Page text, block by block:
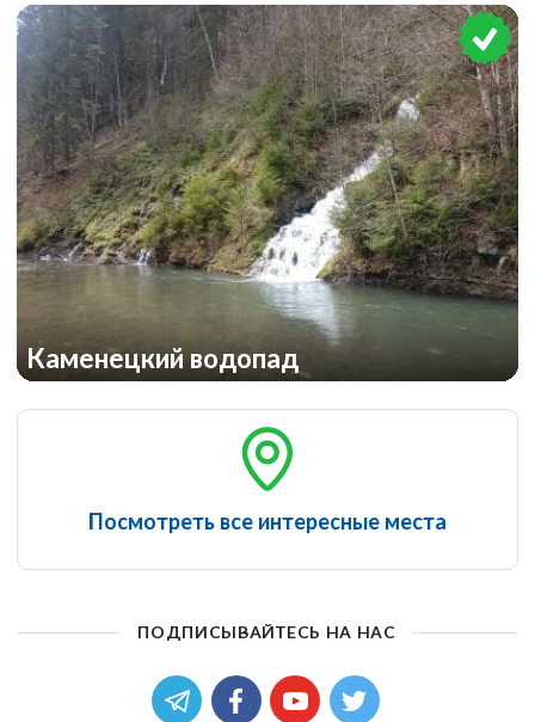
Каменецкий водопад
Посмотреть все интересные места
ПОДПИСЫВАЙТЕСЬ НА НАС